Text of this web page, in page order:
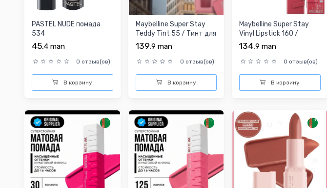
PASTEL NUDE помада
534
45.4 man
0 отзыв(ов)
В корзину
Maybelline Super Stay
Teddy Tint 55 / Тинт для
губ
139.9 man
0 отзыв(ов)
В корзину
Maybelline Super Stay
Vinyl Lipstick 160 /
Жидкая помада
134.9 man
0 отзыв(ов)
В корзину